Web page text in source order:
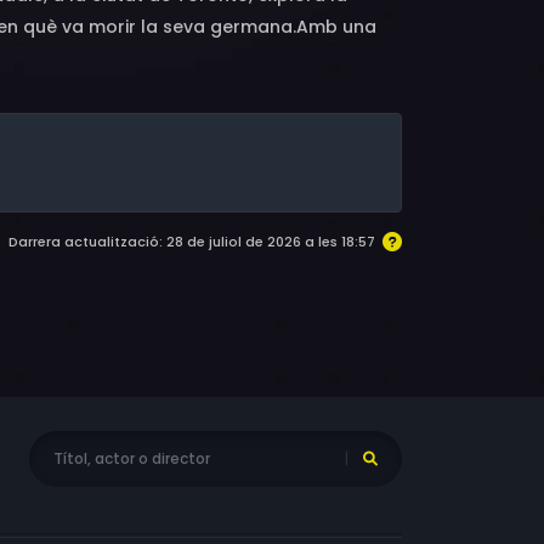
què va morir la seva germana.Amb una
el documental i el film
entre els morts i els vius, amb
d'Anne Carson "On Walking Backwards"
Darrera actualització: 28 de juliol de 2026 a les 18:57